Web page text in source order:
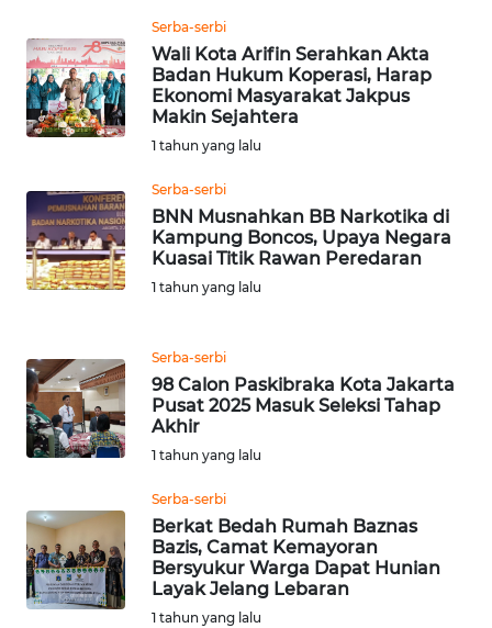
Serba-serbi
Wali Kota Arifin Serahkan Akta
Badan Hukum Koperasi, Harap
Ekonomi Masyarakat Jakpus
Makin Sejahtera
1 tahun yang lalu
Serba-serbi
BNN Musnahkan BB Narkotika di
Kampung Boncos, Upaya Negara
Kuasai Titik Rawan Peredaran
1 tahun yang lalu
Serba-serbi
98 Calon Paskibraka Kota Jakarta
Pusat 2025 Masuk Seleksi Tahap
Akhir
1 tahun yang lalu
Serba-serbi
Berkat Bedah Rumah Baznas
Bazis, Camat Kemayoran
Bersyukur Warga Dapat Hunian
Layak Jelang Lebaran
1 tahun yang lalu
WN
SUMEDANG
WN
KEPULAUAN
SERIBU
TANGERANG
WN
BINJAI
CIREBON
WN
INDRAMAYU